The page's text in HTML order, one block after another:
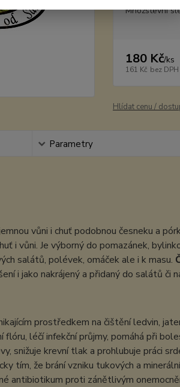
Množstevní
180 Kč/ks
161 Kč bez DPH
Hlídat cenu /
Parametry
vůni i chuť podobnou česneku a
i vůni. Je výborný do pomazánek,
salátů, polévek, omáček ale i k masu.
i jako nakrájený a přidaný do salátů či
prostředkem na čištění ledvin,
léčí infekční průjmy, pomáhá při
snižuje krevní tlak a prohlubuje práci
tím, že brání vzniku tukových a
antibiotikum proti zánětlivým